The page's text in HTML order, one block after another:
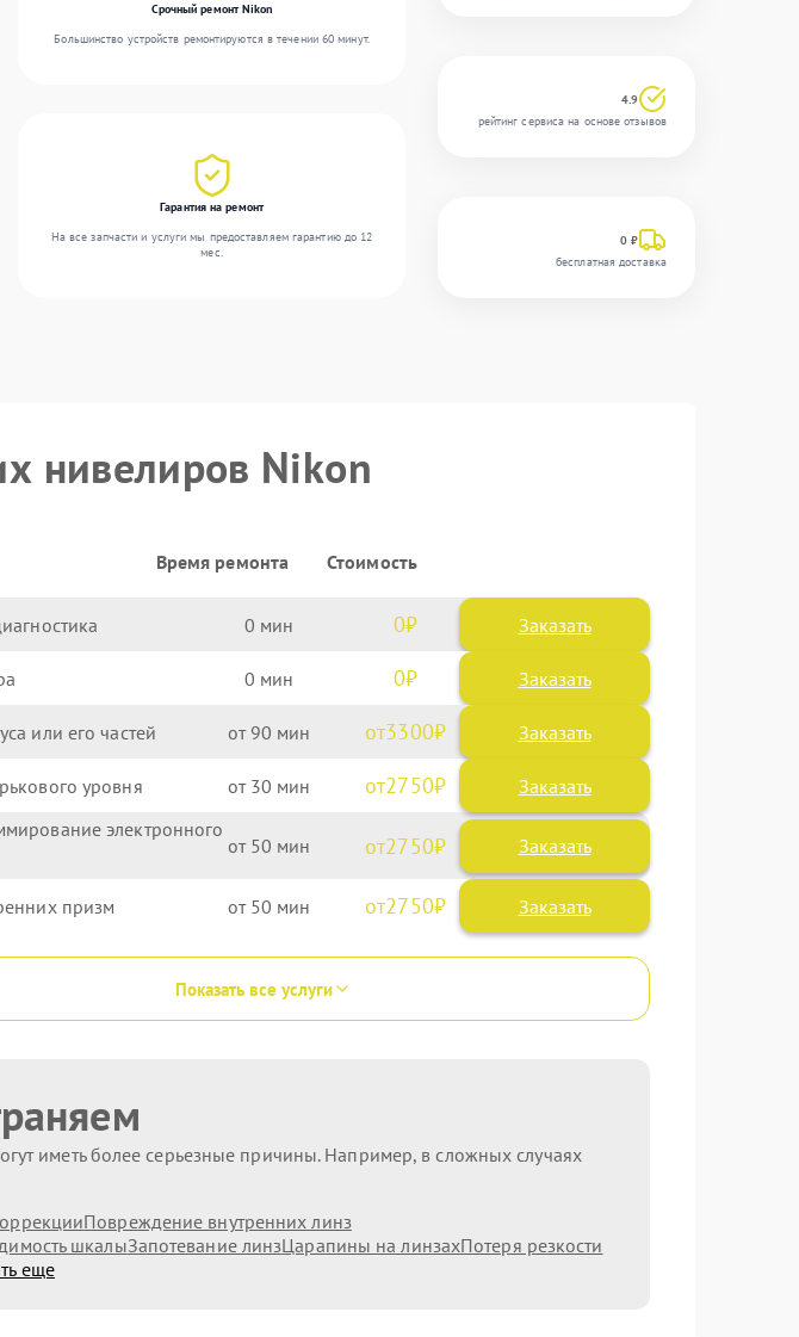
Срочный ремонт Nikon
Большинство устройств ремонтируются в течении 60 минут.
Гарантия на ремонт
На все запчасти и услуги мы предоставляем гарантию до 12
мес.
4.9
рейтинг сервиса на основе отзывов
0 ₽
бесплатная доставка
нивелиров Nikon
Время ремонта Стоимость
0 0 Заказать
0 0 Заказать
или его частей 90 3300
уровня 30 2750
электронного
50 2750
призм 50 2750
Показать все услуги
иметь более серьезные причины. Например, в сложных случаях
Повреждение внутренних линз
шкалыЗапотевание линзЦарапины на линзахПотеря резкости
еще